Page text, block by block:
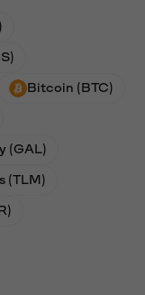
Bitcoin (BTC)
(GAL)
(TLM)